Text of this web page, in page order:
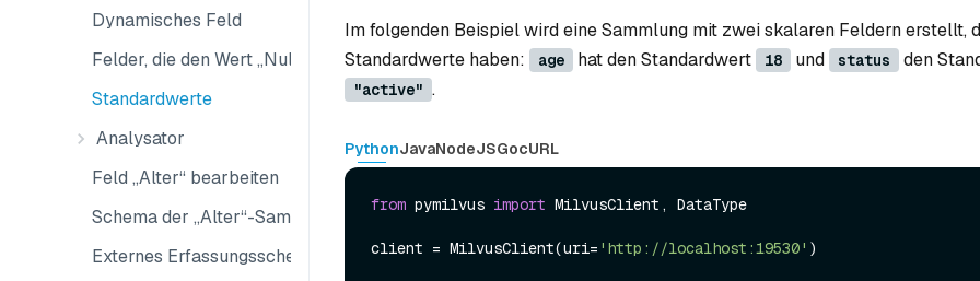
Dynamisches Feld
Felder, die den Wert „Null“ annehmen können
Standardwerte
Analysator
Feld „Alter“ bearbeiten
Schema der „Alter“-Sammlung ändern
Externes Erfassungsschema ändern
Im folgenden Beispiel wird eine Sammlung mit zwei skalaren Feldern erstellt,
Standardwerte haben:
age hat den Standardwert 18 und status den
"active" .
PythonJavaNodeJSGocURL
from pymilvus import MilvusClient, DataType
client = MilvusClient(uri= 'http://localhost:19530' )